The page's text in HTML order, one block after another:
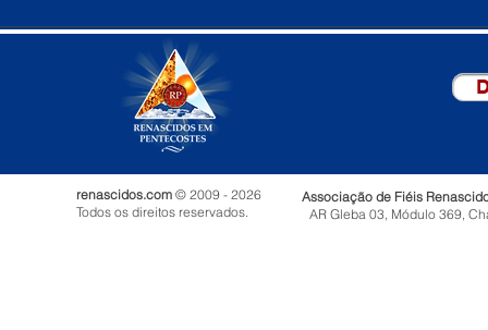
renascidos.com © 2009 - 2026
Todos os direitos reservados.
Associação de Fiéis
AR Gleba 03, Módulo 369,